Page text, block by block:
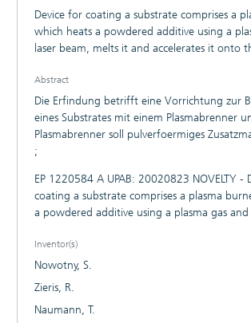
Device for coating a substrate comprises a
which heats a powdered additive using a
laser beam, melts it and accelerates it onto
Abstract
Die Erfindung betrifft eine Vorrichtung zur
eines Substrates mit einem Plasmabrenner
Plasmabrenner soll pulverfoermiges
Plasmabrenner erzeugten Plasmagas und
Richtung auf die Oberflaeche eines
werden. Im Plasmabrenner ist eine
sind mehrere einzelne Kathoden um eine
Ringkathode oder den mehreren Kathoden
ringfoermigen Anode angeordnet ist, wird
Mit der Erfindung sollen die Beschichtung
herkoemmlichen Loesung gleicher bzw.
;
EP 1220584 A UPAB: 20020823 NOVELTY - Device for
coating a substrate comprises a plasma
a powdered additive using a plasma gas and
substrate (8). The burner contains an
several single cathodes (2') arranged about a
cathode(s) and an annular anode (3). The
directed through the cathode or between
Inventor(s)
Nowotny, S.
Zieris, R.
Naumann, T.